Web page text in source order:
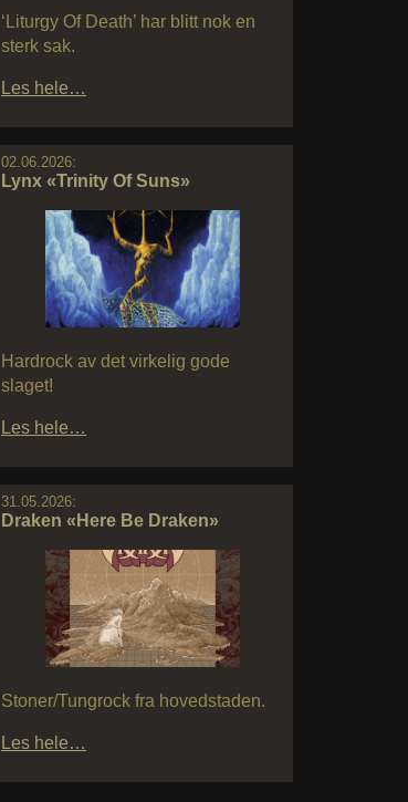
‘Liturgy Of Death’ har blitt nok en
sterk sak.
Les hele…
02.06.2026:
Lynx «Trinity Of Suns»
Hardrock av det virkelig gode
slaget!
Les hele…
31.05.2026:
Draken «Here Be Draken»
Stoner/Tungrock fra hovedstaden.
Les hele…